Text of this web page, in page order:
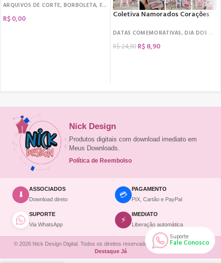
ARQUIVOS DE CORTE, BORBOLETA, FREEBIES
R$0,00 Coletiva Namorados Corações
DATAS COMEMORATIVAS,DIA DOS NAMORADOS
R$24,90 R$8,90
Suporte
Fale Conosco
Nick Design
Produtos digitais com download imediato em
Meus Downloads.
Política de Reembolso
⬇
ASSOCIADOS
Download direto
💳
PAGAMENTO
PIX, Cartão e PayPal
SUPORTE
Via WhatsApp
⚡
IMEDIATO
Liberação automática
© 2026 Nick Design Digital. Todos os direitos reservados. | Site desenvolvido por
Destaque Já